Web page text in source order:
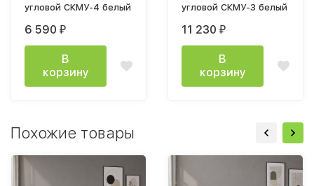
угловой СКМУ-4 белый
6 590 ₽
В
корзину
угловой СКМУ-3 белый
11 230 ₽
В
корзину
Похожие товары